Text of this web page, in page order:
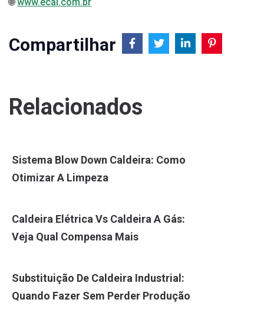
Compartilhar
Relacionados
Sistema Blow Down Caldeira: Como
Otimizar A Limpeza
Caldeira Elétrica Vs Caldeira A Gás:
Veja Qual Compensa Mais
Substituição De Caldeira Industrial:
Quando Fazer Sem Perder Produção